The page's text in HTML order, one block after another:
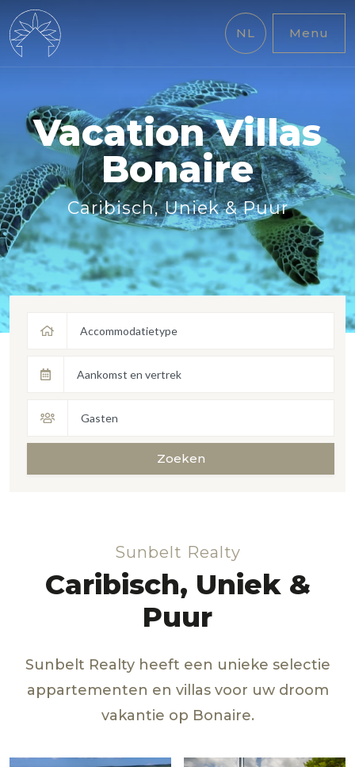
NL Menu
Vacation Villas
Bonaire
Caribisch, Uniek & Puur
Accommodatietype
Aankomst en vertrek
Gasten
Zoeken
Sunbelt Realty
Caribisch, Uniek &
Puur
Sunbelt Realty heeft een unieke selectie
appartementen en villas voor uw droom
vakantie op Bonaire.